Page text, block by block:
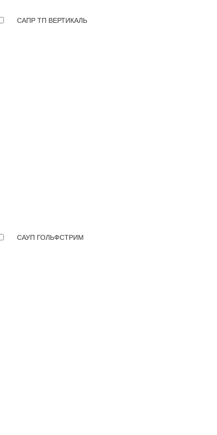
САПР ТП ВЕРТИКАЛЬ
САУП ГОЛЬФСТРИМ